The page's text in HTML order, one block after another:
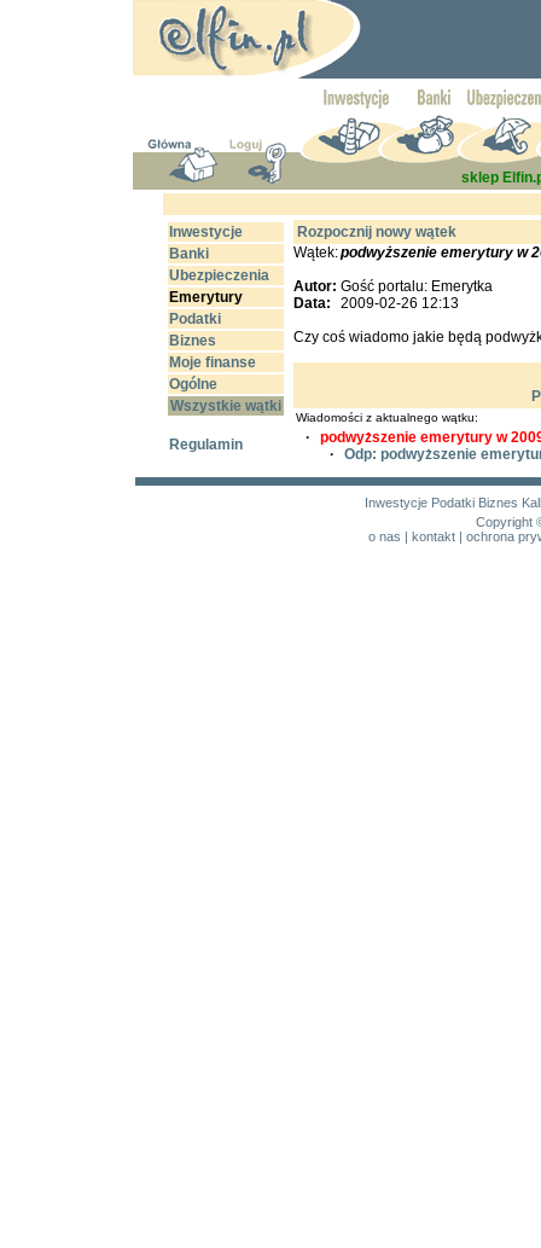
sklep
Inwestycje
Banki
Ubezpieczenia
Emerytury
Podatki
Biznes
Moje finanse
Ogólne
Wszystkie wątki
Regulamin
Rozpocznij nowy wątek
Wątek:podwyższenie emerytury w
Autor: Gość portalu: Emerytka
Data:
2009-02-26 12:13
Czy coś wiadomo jakie będą
Wiadomości z aktualnego wątku:
·
podwyższenie emerytury w
·
Odp: podwyższenie
Inwestycje Podatki Biznes
Copyright
o nas | kontakt| ochrona